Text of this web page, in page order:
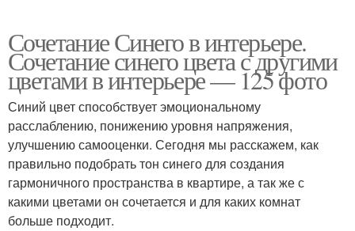
Сочетание Синего в интерьере.
Сочетание синего цвета с другими
цветами в интерьере — 125 фото
Синий цвет способствует эмоциональному
расслаблению, понижению уровня напряжения,
улучшению самооценки. Сегодня мы расскажем, как
правильно подобрать тон синего для создания
гармоничного пространства в квартире, а так же с
какими цветами он сочетается и для каких комнат
больше подходит.